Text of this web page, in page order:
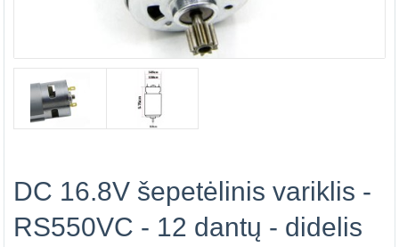
DC 16.8V šepetėlinis variklis -
RS550VC - 12 dantų - didelis